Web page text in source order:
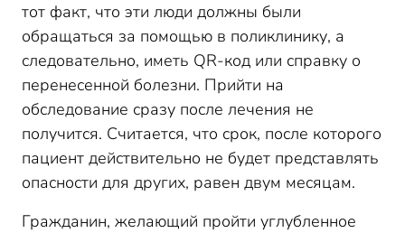
тот факт, что эти люди должны были
обращаться за помощью в поликлинику, а
следовательно, иметь QR-код или справку о
перенесенной болезни. Прийти на
обследование сразу после лечения не
получится. Считается, что срок, после которого
пациент действительно не будет представлять
опасности для других, равен двум месяцам.
Гражданин, желающий пройти углубленное